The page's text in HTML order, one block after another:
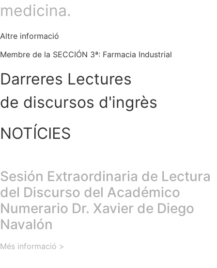
medicina.
Altre informació
Membre de la SECCIÓN 3ª: Farmacia Industrial
Darreres Lectures
de discursos d'ingrès
NOTÍCIES
Sesión Extraordinaria de Lectura
del Discurso del Académico
Numerario Dr. Xavier de Diego
Navalón
Més informació >